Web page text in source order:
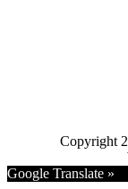
Copyright
Go
Google Translate »